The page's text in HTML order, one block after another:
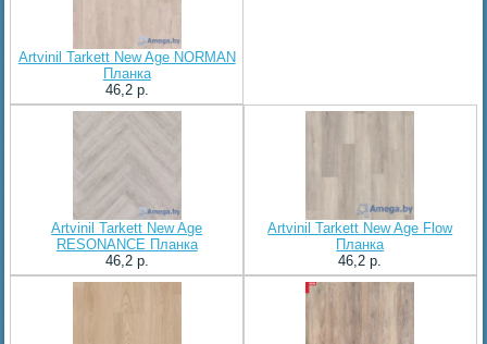
Artvinil Tarkett New Age NORMAN
Планка
46,2 p.
Artvinil Tarkett New Age
RESONANCE Планка
46,2 p.
Artvinil Tarkett New Age Flow
Планка
46,2 p.